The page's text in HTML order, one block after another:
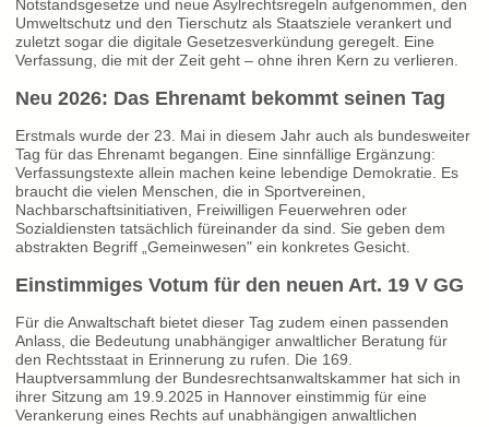
Notstandsgesetze und neue Asylrechtsregeln aufgenommen, den
Umweltschutz und den Tierschutz als Staatsziele verankert und
zuletzt sogar die digitale Gesetzesverkündung geregelt. Eine
Verfassung, die mit der Zeit geht – ohne ihren Kern zu verlieren.
Neu 2026: Das Ehrenamt bekommt seinen Tag
Erstmals wurde der 23. Mai in diesem Jahr auch als bundesweiter
Tag für das Ehrenamt begangen. Eine sinnfällige Ergänzung:
Verfassungstexte allein machen keine lebendige Demokratie. Es
braucht die vielen Menschen, die in Sportvereinen,
Nachbarschaftsinitiativen, Freiwilligen Feuerwehren oder
Sozialdiensten tatsächlich füreinander da sind. Sie geben dem
abstrakten Begriff „Gemeinwesen" ein konkretes Gesicht.
Einstimmiges Votum für den neuen Art. 19 V GG
Für die Anwaltschaft bietet dieser Tag zudem einen passenden
Anlass, die Bedeutung unabhängiger anwaltlicher Beratung für
den Rechtsstaat in Erinnerung zu rufen. Die 169.
Hauptversammlung der Bundesrechtsanwaltskammer hat sich in
ihrer Sitzung am 19.9.2025 in Hannover einstimmig für eine
Verankerung eines Rechts auf unabhängigen anwaltlichen